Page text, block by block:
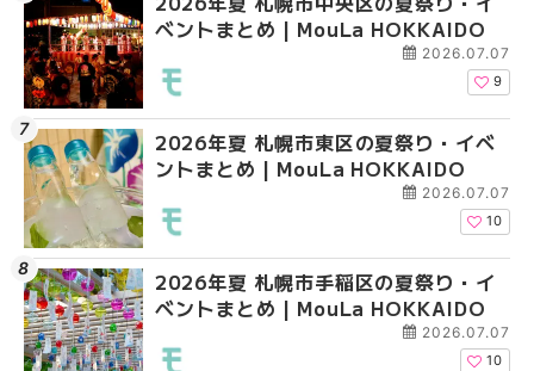
ベントまとめ | MouLa HOKKAIDO
2026.07.07
9
2026年夏 札幌市東区の夏祭り・イベ
ントまとめ | MouLa HOKKAIDO
2026.07.07
10
2026年夏 札幌市手稲区の夏祭り・イ
ベントまとめ | MouLa HOKKAIDO
2026.07.07
10
ベントまとめ |
2026年夏 札幌市手稲
ベントまとめ |
2026年夏 札幌市南区
ントまとめ | MouLa
ベントまとめ |
2026年夏 札幌市豊平
ベントまとめ |
2026年夏 札幌市東区
ントまとめ | MouLa